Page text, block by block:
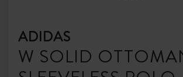
ADIDAS
W SOLID